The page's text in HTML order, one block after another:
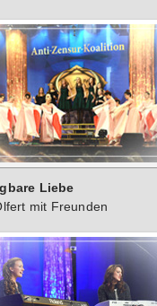
Liebe
mit Freunden